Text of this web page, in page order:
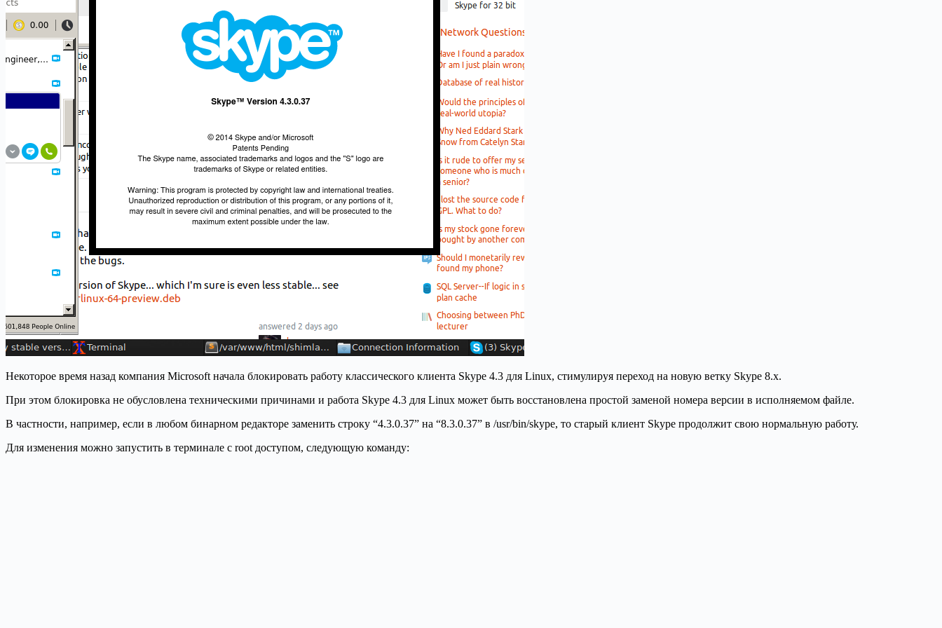
Некоторое время назад компания Microsoft начала блокировать работу классического клиента Skype 4.3 для Linux, стимулируя переход на новую ветку Skype 8.x.
При этом блокировка не обусловлена техническими причинами и работа Skype 4.3 для Linux может быть восстановлена простой заменой номера версии в исполняемом файле.
В частности, например, если в любом бинарном редакторе заменить строку “4.3.0.37” на “8.3.0.37” в /usr/bin/skype, то старый клиент Skype продолжит свою нормальную работу.
Для изменения можно запустить в терминале с root доступом, следующую команду: